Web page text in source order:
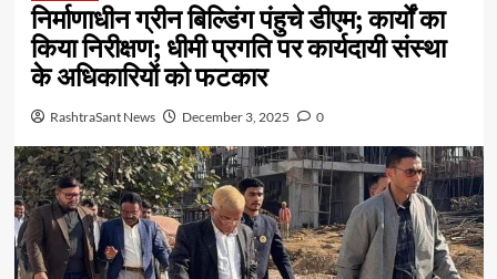
निर्माणाधीन ग्रीन बिल्डिंग पंहुचे डीएम; कार्यों का
किया निरीक्षण; धीमी प्रगति पर कार्यदायी संस्था
के अधिकारियों को फटकार
RashtraSant News December 3, 2025 0